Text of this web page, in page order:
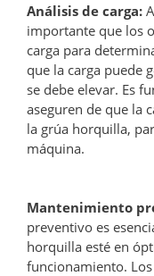
Análisis de carga:
importante que los
carga para
que la carga puede
se debe elevar. Es
aseguren de que la
la grúa horquilla,
máquina.
Mantenimiento
preventivo es
horquilla esté en
funcionamiento.